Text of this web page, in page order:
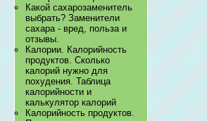
Какой сахарозаменитель
выбрать? Заменители
сахара - вред, польза и
отзывы.
Калории. Калорийность
продуктов. Сколько
калорий нужно для
похудения. Таблица
калорийности и
калькулятор калорий
Калорийность продуктов.